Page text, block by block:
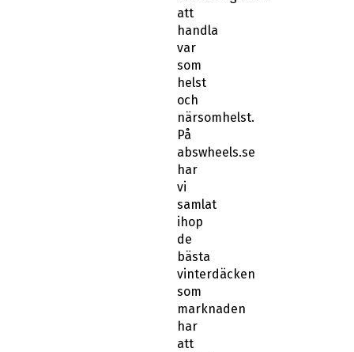
att
handla
var
som
helst
och
närsomhelst.
På
abswheels.se
har
vi
samlat
ihop
de
bästa
vinterdäcken
som
marknaden
har
att